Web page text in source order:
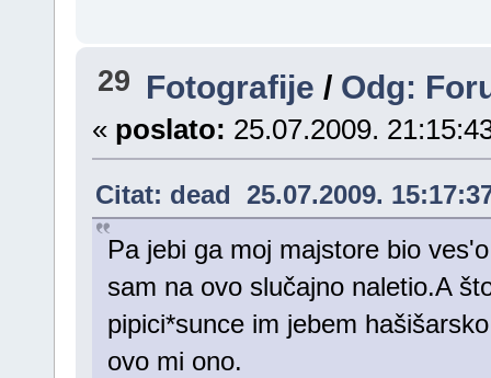
29 Fotografije / Odg:
« poslato: 25.07.2009.
Citat: dead 25.07.2009.
Pa jebi ga moj majstore bio
sam na ovo slučajno naletio.A
pipici*sunce im jebem
ovo mi ono.